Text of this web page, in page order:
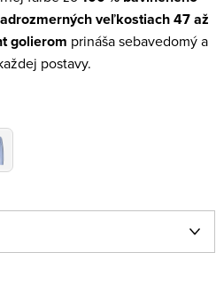
veľkostiach 47 až
golierom prináša sebavedomý a
postavy.